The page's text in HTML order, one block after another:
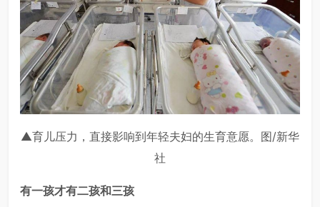
▲育儿压力，直接影响到年轻夫妇的生育意愿。图/新华
社
有一孩才有二孩和三孩